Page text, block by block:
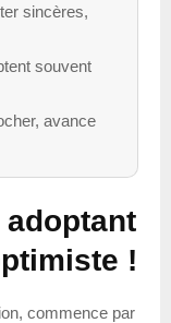
sincères,
souvent
avance
!
commence par